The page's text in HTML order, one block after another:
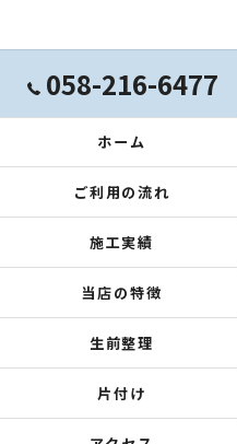
058-216-6477
ホーム
ご利用の流れ
施工実績
当店の特徴
生前整理
片付け